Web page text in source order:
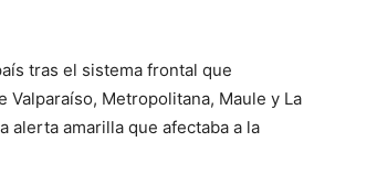
tras el sistema frontal que
Metropolitana, Maule y La
alerta amarilla que afectaba a la